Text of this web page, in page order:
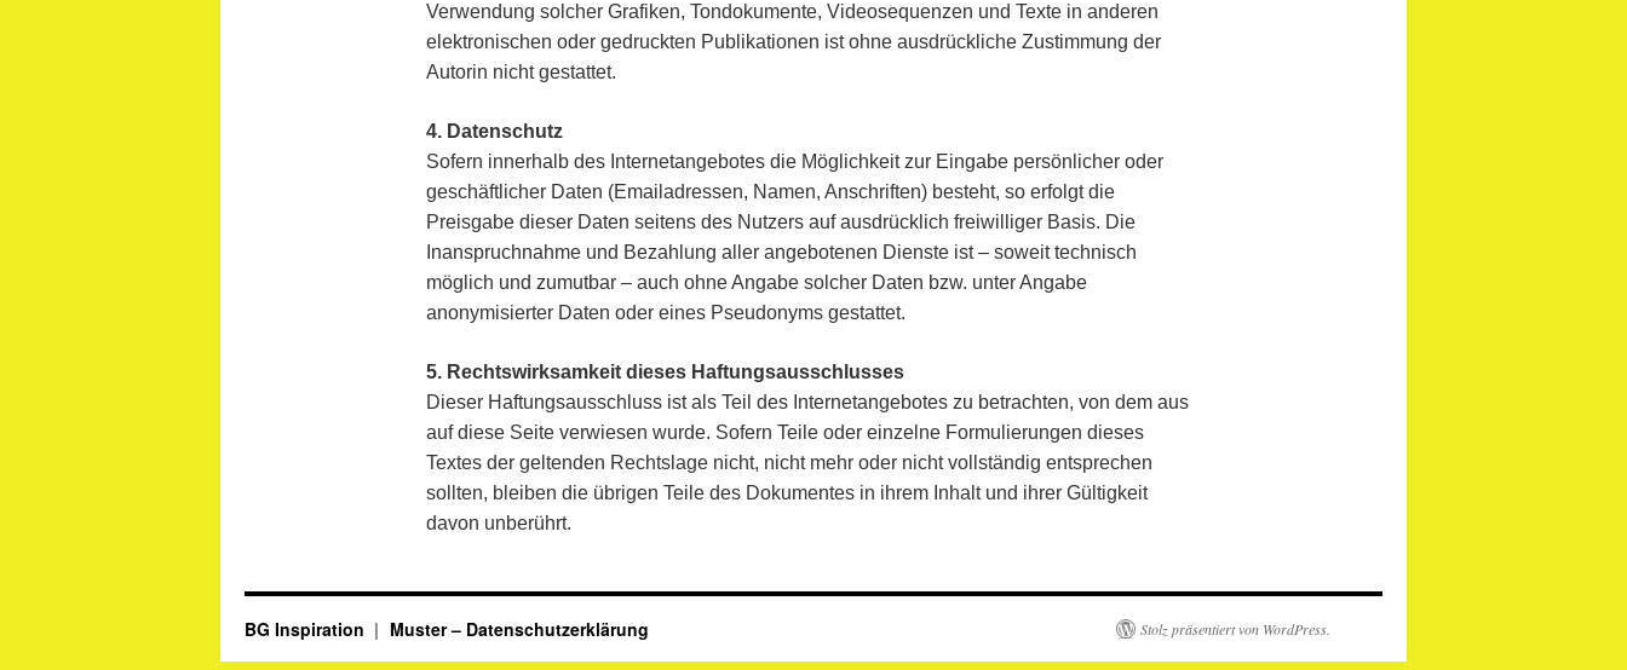
Verwendung solcher Grafiken, Tondokumente, Videosequenzen und Texte in anderen
elektronischen oder gedruckten Publikationen ist ohne ausdrückliche Zustimmung der
Autorin nicht gestattet.
4. Datenschutz
Sofern innerhalb des Internetangebotes die Möglichkeit zur Eingabe persönlicher oder
geschäftlicher Daten (Emailadressen, Namen, Anschriften) besteht, so erfolgt die
Preisgabe dieser Daten seitens des Nutzers auf ausdrücklich freiwilliger Basis. Die
Inanspruchnahme und Bezahlung aller angebotenen Dienste ist – soweit technisch
möglich und zumutbar – auch ohne Angabe solcher Daten bzw. unter Angabe
anonymisierter Daten oder eines Pseudonyms gestattet.
5. Rechtswirksamkeit dieses Haftungsausschlusses
Dieser Haftungsausschluss ist als Teil des Internetangebotes zu betrachten, von dem aus
auf diese Seite verwiesen wurde. Sofern Teile oder einzelne Formulierungen dieses
Textes der geltenden Rechtslage nicht, nicht mehr oder nicht vollständig entsprechen
sollten, bleiben die übrigen Teile des Dokumentes in ihrem Inhalt und ihrer Gültigkeit
davon unberührt.
BG Inspiration Muster – Datenschutzerklärung Stolz präsentiert von WordPress.